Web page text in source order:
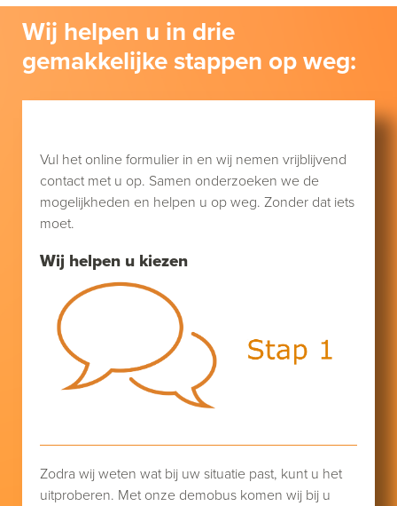
Wij helpen u in drie
gemakkelijke stappen op weg:
Wij helpen u kiezen
Vul het online formulier in en wij nemen vrijblijvend
contact met u op. Samen onderzoeken we de
mogelijkheden en helpen u op weg. Zonder dat iets
moet.
Zodra wij weten wat bij uw situatie past, kunt u het
uitproberen. Met onze demobus komen wij bij u